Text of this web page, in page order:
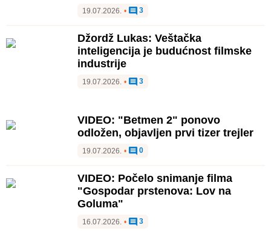
19.07.2026. • 3
Džordž Lukas: Veštačka
inteligencija je budućnost filmske
industrije
19.07.2026. • 3
VIDEO: "Betmen 2" ponovo
odložen, objavljen prvi tizer trejler
19.07.2026. • 0
VIDEO: Počelo snimanje filma
"Gospodar prstenova: Lov na
Goluma"
16.07.2026. • 3